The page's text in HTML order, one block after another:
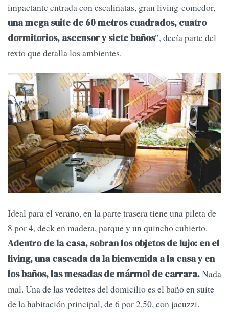
impactante entrada con escalinatas, gran living-comedor,
una mega suite de 60 metros cuadrados, cuatro
dormitorios, ascensor y siete baños”, decía parte del
texto que detalla los ambientes.
Ideal para el verano, en la parte trasera tiene una pileta de
8 por 4, deck en madera, parque y un quincho cubierto.
Adentro de la casa, sobran los objetos de lujo: en el
living, una cascada da la bienvenida a la casa y en
los baños, las mesadas de mármol de carrara.Nada
mal. Una de las vedettes del domicilio es el baño en suite
de la habitación principal, de 6 por 2,50, con jacuzzi.